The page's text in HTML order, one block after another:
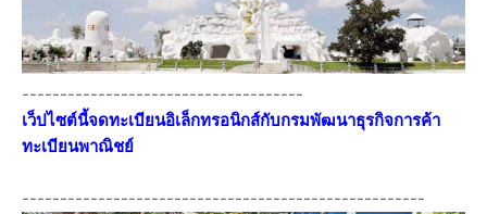
-------------------------------------
เว็ปไซต์นี้จดทะเบียนอิเล็กทรอนิกส์กับกรมพัฒนาธุรกิจการค้า
ทะเบียนพาณิชย์
-----------------------------------------------------